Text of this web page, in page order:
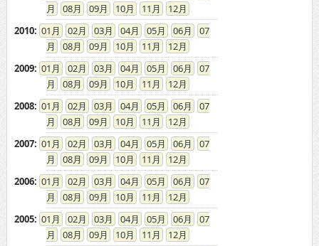
08
09 10 11
12
2010: 01 02 03 04 05 06
07
08
09 10 11
12
2009: 01 02 03 04 05 06
07
08
09 10 11
12
2008: 01 02 03 04 05 06
07
08
09 10 11
12
2007: 01 02 03 04 05 06
07
08
09 10 11
12
2006: 01 02 03 04 05 06
07
08
09 10 11
12
2005: 01 02 03 04 05 06
07
08
09 10 11
12